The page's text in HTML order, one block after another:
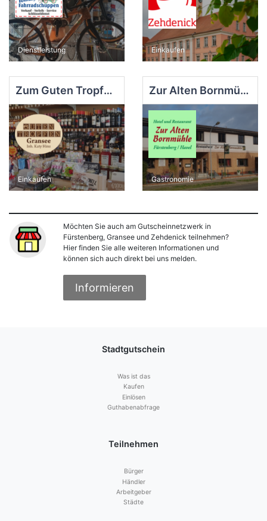
Dienstleistung Einkaufen
Zum Guten Tropfen, Gransee
Einkaufen
Zur Alten Bornmühle, Fürstenberg
Gastronomie
Möchten Sie auch am Gutscheinnetzwerk in
Fürstenberg, Gransee und Zehdenick teilnehmen?
Hier finden Sie alle weiteren Informationen und
können sich auch direkt bei uns melden.
Informieren
Stadtgutschein
Was ist das
Kaufen
Einlösen
Guthabenabfrage
Teilnehmen
Bürger
Händler
Arbeitgeber
Städte